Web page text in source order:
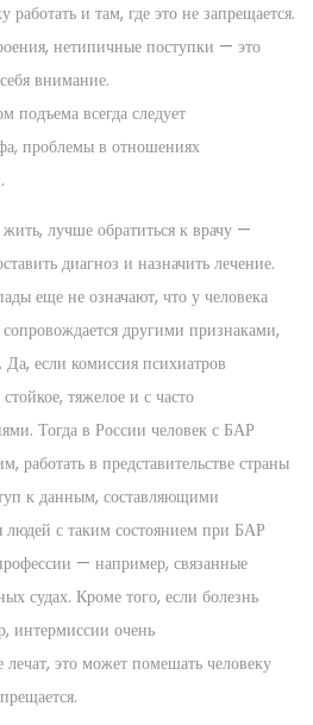
и там, где это не запрещается.
нетипичные поступки — это
внимание.
подъема всегда следует
проблемы в отношениях
лучше обратиться к врачу —
диагноз и назначить лечение.
еще не означают, что у человека
другими признаками,
если комиссия психиатров
тяжелое и с часто
Тогда в России человек с БАР
работать в представительстве страны
к данным, составляющими
людей с таким состоянием при БАР
— например, связанные
судах. Кроме того, если болезнь
интермиссии очень
это может помешать человеку